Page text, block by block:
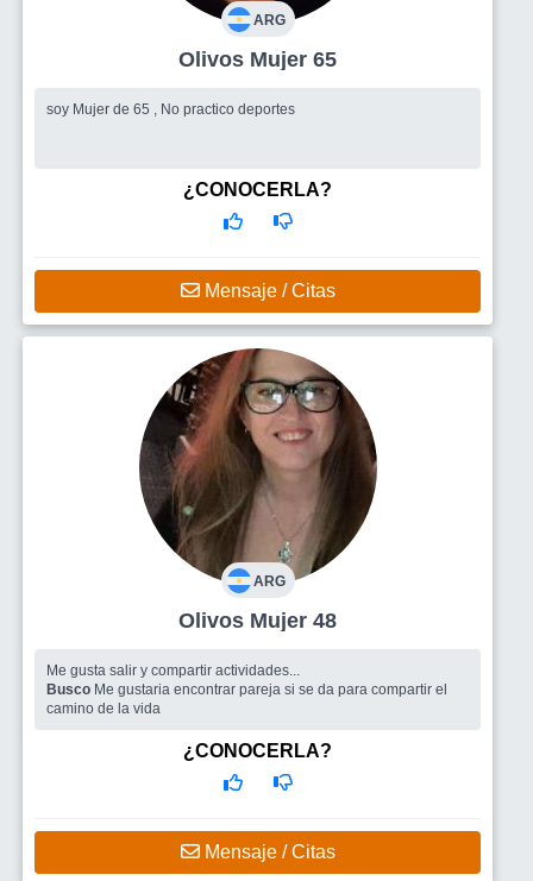
ARG
Olivos Mujer 65
soy Mujer de 65 , No practico deportes
¿CONOCERLA?
Mensaje / Citas
ARG
Olivos Mujer 48
Me gusta salir y compartir actividades...
Busco Me gustaria encontrar pareja si se da para compartir el
camino de la vida
¿CONOCERLA?
Mensaje / Citas